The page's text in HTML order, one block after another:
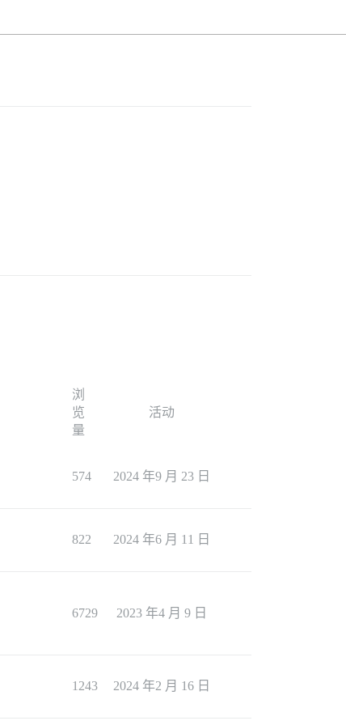
浏
览
量
活动
574 2024 年9 月 23 日
822 2024 年6 月 11 日
6729 2023 年4 月 9 日
1243 2024 年2 月 16 日